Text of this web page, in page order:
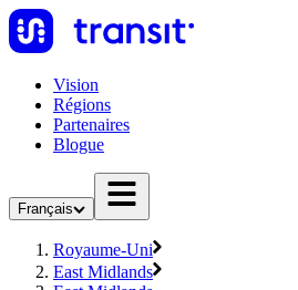
Vision
Régions
Partenaires
Blogue
Français
Royaume-Uni
East Midlands